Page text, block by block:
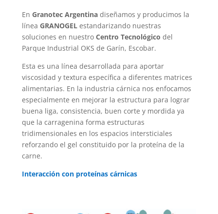
En Granotec Argentinadiseñamos y producimos la
línea GRANOGELestandarizando nuestras
soluciones en nuestro Centro Tecnológico del
Parque Industrial OKS de Garín, Escobar.
Esta es una línea desarrollada para aportar
viscosidad y textura específica a diferentes matrices
alimentarias. En la industria cárnica nos enfocamos
especialmente en mejorar la estructura para lograr
buena liga, consistencia, buen corte y mordida ya
que la carragenina forma estructuras
tridimensionales en los espacios intersticiales
reforzando el gel constituido por la proteína de la
carne.
Interacción con proteínascárnicas